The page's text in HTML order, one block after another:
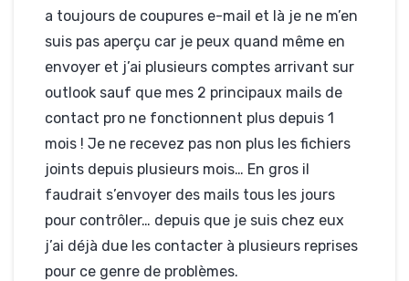
a toujours de coupures e-mail et là je ne m’en
suis pas aperçu car je peux quand même en
envoyer et j’ai plusieurs comptes arrivant sur
outlook sauf que mes 2 principaux mails de
contact pro ne fonctionnent plus depuis 1
mois ! Je ne recevez pas non plus les fichiers
joints depuis plusieurs mois… En gros il
faudrait s’envoyer des mails tous les jours
pour contrôler… depuis que je suis chez eux
j’ai déjà due les contacter à plusieurs reprises
pour ce genre de problèmes.